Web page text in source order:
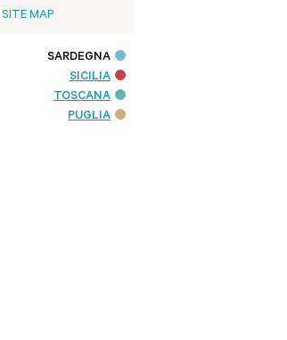
SITE MAP
SARDEGNA
SICILIA
TOSCANA
PUGLIA